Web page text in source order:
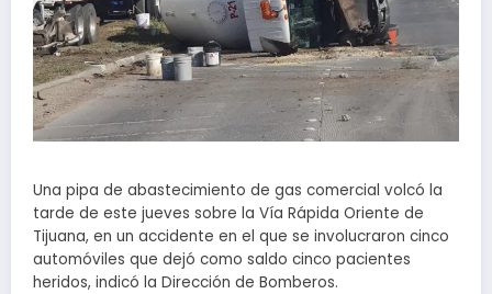
Una pipa de abastecimiento de gas comercial volcó la
tarde de este jueves sobre la Vía Rápida Oriente de
Tijuana, en un accidente en el que se involucraron cinco
automóviles que dejó como saldo cinco pacientes
heridos, indicó la Dirección de Bomberos.